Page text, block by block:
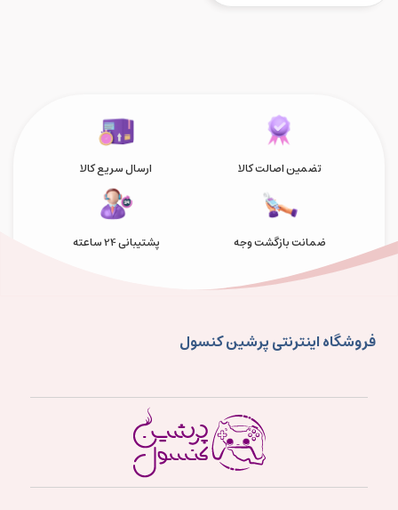
تضمین اصالت کالا ارسال سریع کالا
ضمانت بازگشت وجه پشتیبانی 24 ساعته
فروشگاه اینترنتی پرشین کنسول